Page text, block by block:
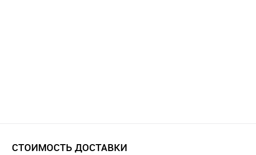
СТОИМОСТЬ ДОСТАВКИ